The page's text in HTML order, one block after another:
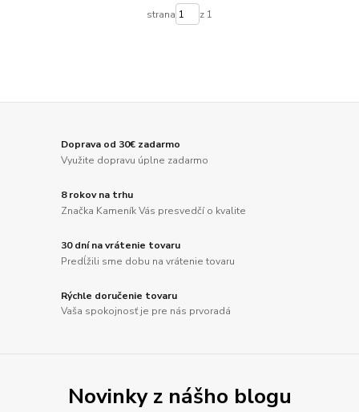
strana z 1
Doprava od 30€ zadarmo
Využite dopravu úplne zadarmo
8 rokov na trhu
Značka Kameník Vás presvedčí o kvalite
30 dní na vrátenie tovaru
Predĺžili sme dobu na vrátenie tovaru
Rýchle doručenie tovaru
Vaša spokojnosť je pre nás prvoradá
Novinky z nášho blogu